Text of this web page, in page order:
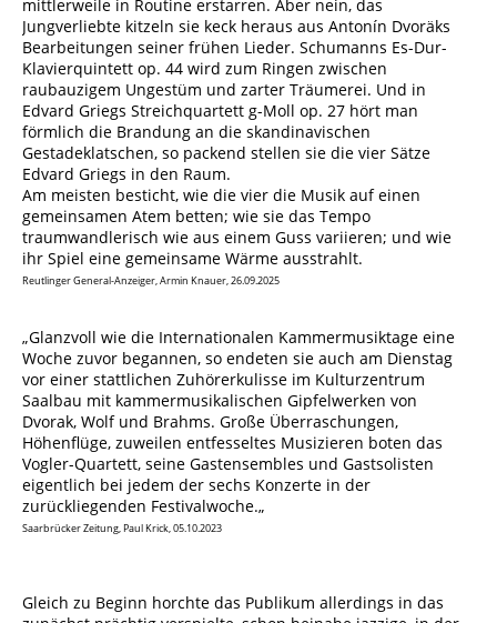
mittlerweile in Routine erstarren. Aber nein, das
Jungverliebte kitzeln sie keck heraus aus Antonín Dvoräks
Bearbeitungen seiner frühen Lieder. Schumanns Es-Dur-
Klavierquintett op. 44 wird zum Ringen zwischen
raubauzigem Ungestüm und zarter Träumerei. Und in
Edvard Griegs Streichquartett g-Moll op. 27 hört man
förmlich die Brandung an die skandinavischen
Gestadeklatschen, so packend stellen sie die vier Sätze
Edvard Griegs in den Raum.
Am meisten besticht, wie die vier die Musik auf einen
gemeinsamen Atem betten; wie sie das Tempo
traumwandlerisch wie aus einem Guss variieren; und wie
ihr Spiel eine gemeinsame Wärme ausstrahlt.
Reutlinger General-Anzeiger, Armin Knauer, 26.09.2025
„Glanzvoll wie die Internationalen Kammermusiktage eine
Woche zuvor begannen, so endeten sie auch am Dienstag
vor einer stattlichen Zuhörerkulisse im Kulturzentrum
Saalbau mit kammermusikalischen Gipfelwerken von
Dvorak, Wolf und Brahms. Große Überraschungen,
Höhenflüge, zuweilen entfesseltes Musizieren boten das
Vogler-Quartett, seine Gastensembles und Gastsolisten
eigentlich bei jedem der sechs Konzerte in der
zurückliegenden Festivalwoche.„
Saarbrücker Zeitung, Paul Krick, 05.10.2023
Gleich zu Beginn horchte das Publikum allerdings in das